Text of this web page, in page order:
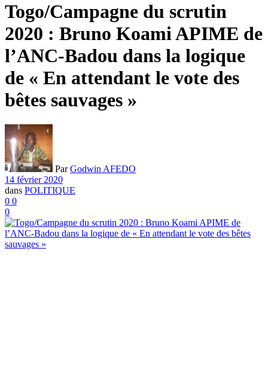
Togo/Campagne du scrutin
2020 : Bruno Koami APIME de
l’ANC-Badou dans la logique
de « En attendant le vote des
bêtes sauvages »
Par Godwin AFEDO
14 février 2020
dans POLITIQUE
0 0
0